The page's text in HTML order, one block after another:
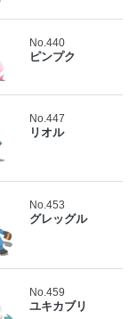
No.440
ピンプク
No.447
リオル
No.453
グレッグル
No.459
ユキカブリ